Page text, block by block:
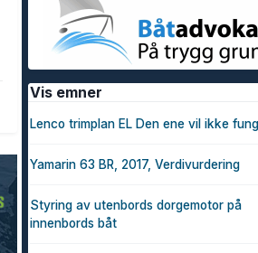
Vis emner
Lenco trimplan EL Den ene vil ikke
Yamarin 63 BR, 2017, Verdivurdering
Styring av utenbords dorgemotor på
innenbords båt